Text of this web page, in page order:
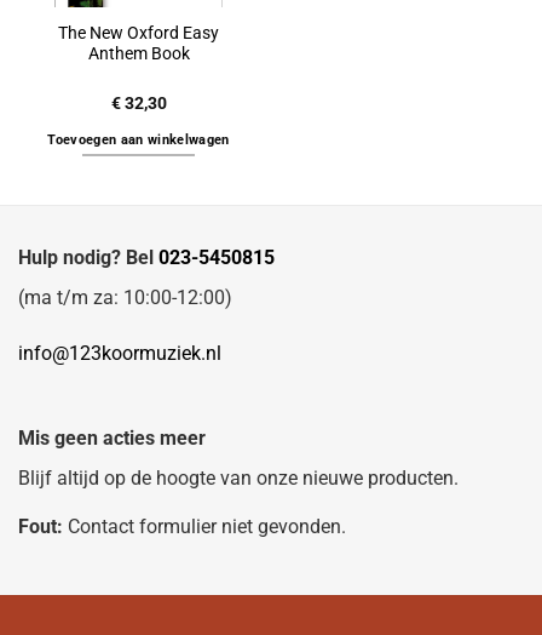
The New Oxford Easy
Anthem Book
€32,30
Toevoegen aan winkelwagen
Hulp nodig? Bel 023-5450815
(ma t/m za: 10:00-12:00)
info@123koormuziek.nl
Mis geen acties meer
Blijf altijd op de hoogte van onze nieuwe producten.
Fout: Contact formulier niet gevonden.